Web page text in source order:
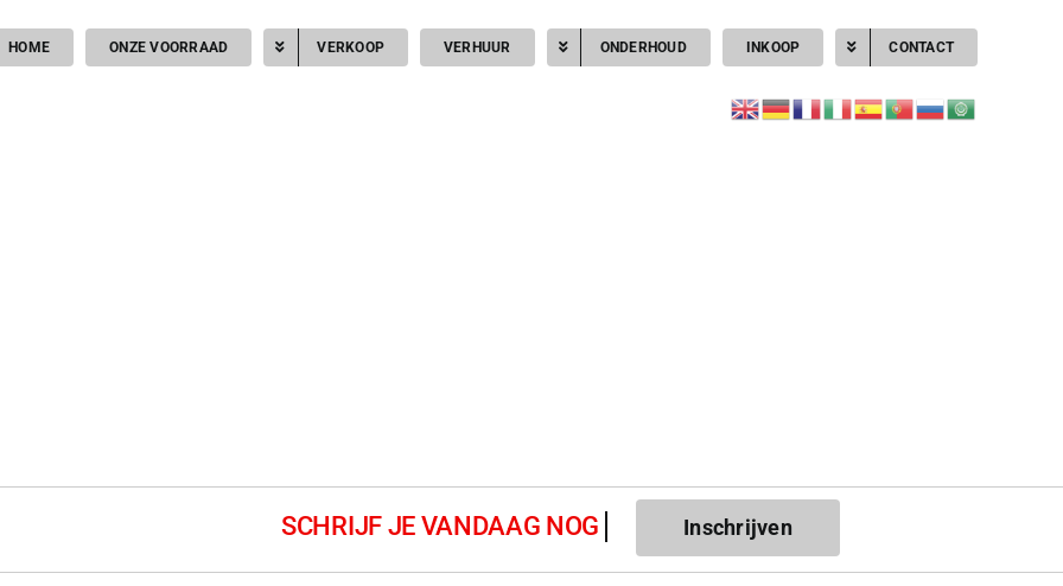
HOME ONZE VOORRAAD VERKOOP VERHUUR ONDERHOUD INKOOP CONTACT
Inschrijven